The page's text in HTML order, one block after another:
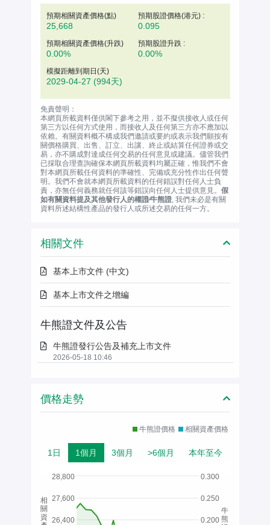
預期相關資產價格(點)
25,668
預期股證價格(港元) :
0.095
預期相關資產價格(升跌)
0.00%
預期股證升跌 :
0.00%
模擬距離到期日(天)
2029-04-27 (994天)
免責聲明：
本網頁所載資料僅供閣下參考之用，並不擬供接收人或任何
第三方以任何方式使用，而接收人及任何第三方亦不應加以
依賴。有關資料概不構成我們邀請或要約或表示我們願按有
關價格購買、出售、訂立、出讓、終止或結算任何證券或交
易，亦不購成對達成任何交易的任何意見或建議。儘管我們
已採取合理查詢確保本網頁所載資料均屬正確，惟我們不會
對本網頁所載任何資料的準確性、完備或充分性作出任何聲
明。我們不會就本網頁所載資料的任何錯誤對任何人士負
責，亦無任何義務就任何該等錯誤向任何人士提供意見。 假
如有關資料提及其他發行人的權證∕牛熊證, 我們未必是有關
資料所述結構性產品的發行人或所述交易的任何一方。
相關文件
基本上市文件 (中文)
基本上市文件之增編
牛熊證文件及公告
牛熊證發行公告及補充上市文件
2026-05-18 10:46
價格走勢
牛熊證價格 相關資產價格
1日 1個月 3個月 >6個月 本年至今
26,400
28,800
27,600
0.200
0.250
0.300
相
關
資
牛
熊